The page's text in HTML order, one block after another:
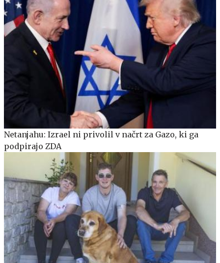
Netanjahu: Izrael ni privolil v načrt za Gazo, ki ga
podpirajo ZDA